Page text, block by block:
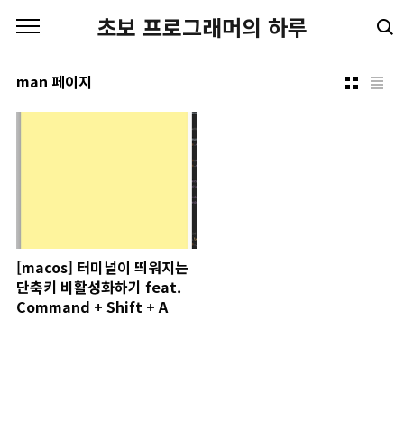
초보 프로그래머의 하루
man 페이지
[macos] 터미널이 띄워지는
단축키 비활성화하기 feat.
Command + Shift + A